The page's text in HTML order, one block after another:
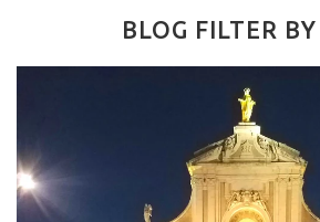
BLOG FILTER